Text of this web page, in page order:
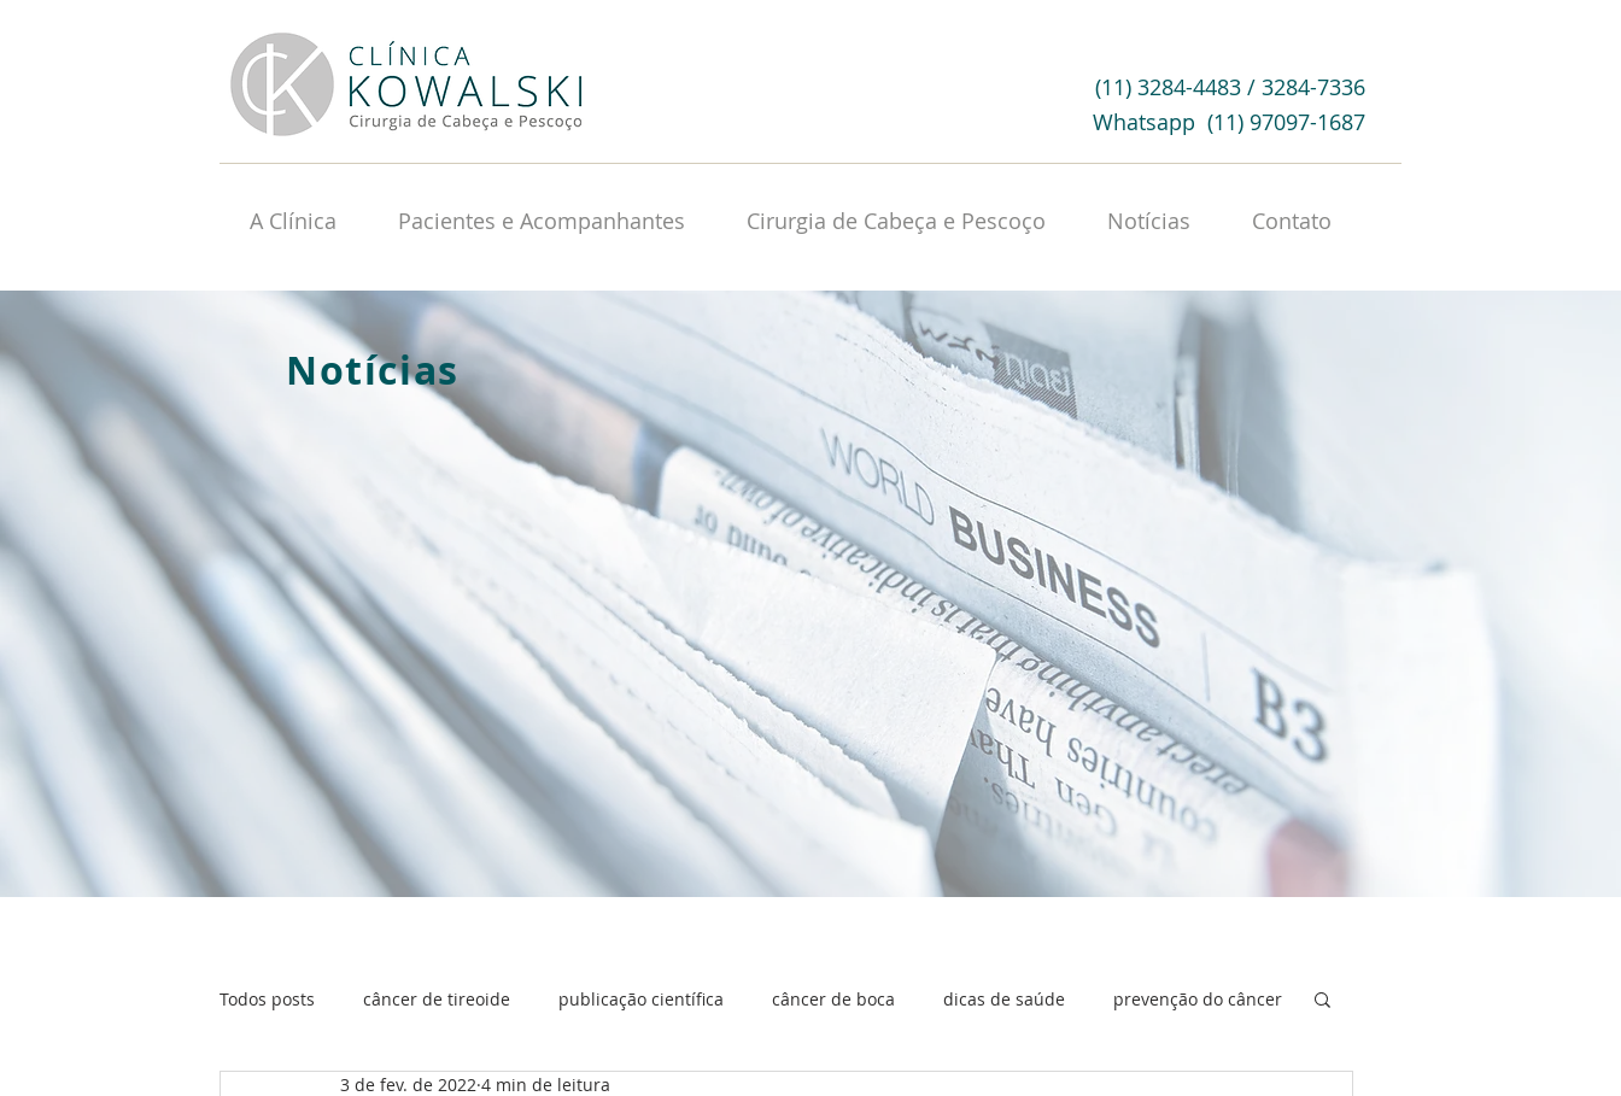
(11) 3284-4483 / 3284-7336
Whatsapp (11) 97097-1687
A Clínica Pacientes e Acompanhantes Cirurgia de Cabeça e Pescoço Notícias Contato
Notícias
Todos posts câncer de tireoide publicação científica câncer de boca dicas de saúde prevenção do câncer
3 de fev. de 2022 4 min de leitura